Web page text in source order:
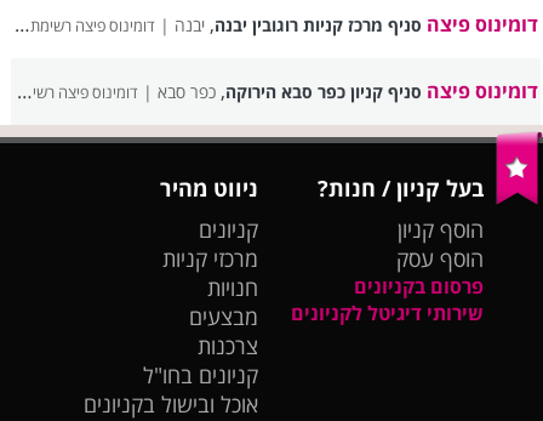
דומינוס פיצה סניף מרכז קניות רוגובין יבנה, יבנה | דומינוס פיצה רשימת סניפים
דומינוס פיצה סניף קניון כפר סבא הירוקה,כפר סבא | דומינוס פיצה רשימת סניפים
בעל קניון / חנות?
הוסף קניון
הוסף עסק
פרסום בקניונים
שירותי דיגיטל לקניונים
ניווט מהיר
קניונים
מרכזי קניות
חנויות
מבצעים
צרכנות
קניונים בחו"ל
אוכל ובישול בקניונים